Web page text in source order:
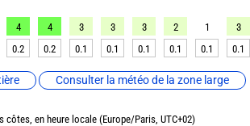
Consulter la météo de la zone large
4 4 3 3 3 2 1 3
0.2 0.2 0.1 0.1 0.1 0.1 0.1 0.1
en heure locale (Europe/Paris, UTC+02)